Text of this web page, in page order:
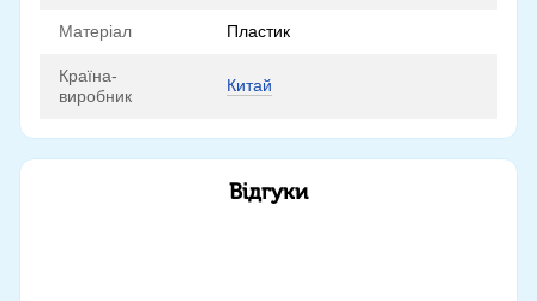
Матеріал Пластик
Країна-
виробник
Китай
Відгуки